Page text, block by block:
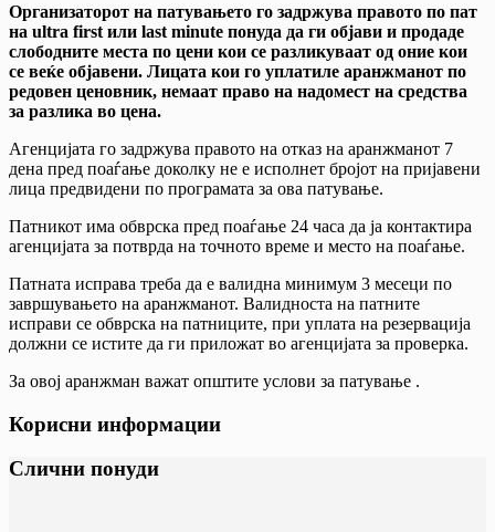
Организаторот на патувањето го задржува правото по пат
на ultra first или last minute понуда да ги објави и продаде
слободните места по цени кои се разликуваат од оние кои
се веќе објавени. Лицата кои го уплатиле аранжманот по
редовен ценовник, немаат право на надомест на средства
за разлика во цена.
Агенцијата го задржува правото на отказ на аранжманот 7
дена пред поаѓање доколку не е исполнет бројот на пријавени
лица предвидени по програмата за ова патување.
Патникот има обврска пред поаѓање 24 часа да ја контактира
агенцијата за потврда на точното време и место на поаѓање.
Патната исправа треба да е валидна минимум 3 месеци по
завршувањето на аранжманот. Валидноста на патните
исправи се обврска на патниците, при уплата на резервација
должни се истите да ги приложат во агенцијата за проверка.
За овој аранжман важат општите услови за патување .
Корисни информации
Слични понуди